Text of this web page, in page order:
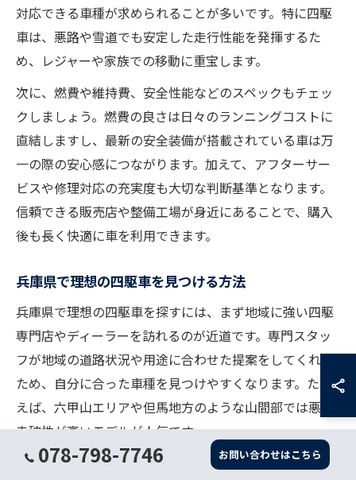
対応できる車種が求められることが多いです。特に四駆
車は、悪路や雪道でも安定した走行性能を発揮するた
め、レジャーや家族での移動に重宝します。
次に、燃費や維持費、安全性能などのスペックもチェッ
クしましょう。燃費の良さは日々のランニングコストに
直結しますし、最新の安全装備が搭載されている車は万
一の際の安心感につながります。加えて、アフターサー
ビスや修理対応の充実度も大切な判断基準となります。
信頼できる販売店や整備工場が身近にあることで、購入
後も長く快適に車を利用できます。
兵庫県で理想の四駆車を見つける方法
兵庫県で理想の四駆車を探すには、まず地域に強い四駆
専門店やディーラーを訪れるのが近道です。専門スタッ
フが地域の道路状況や用途に合わせた提案をしてくれる
ため、自分に合った車種を見つけやすくなります。たと
えば、六甲山エリアや但馬地方のような山間部では悪路
走破性が高いモデルが人気です。
また、試乗を活用して実際の走行感覚を確かめることも
078-798-7746 お問い合わせはこちら